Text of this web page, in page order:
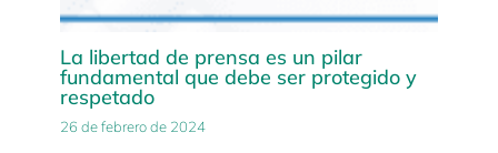
La libertad de prensa es un pilar
fundamental que debe ser protegido y
respetado
26 de febrero de 2024